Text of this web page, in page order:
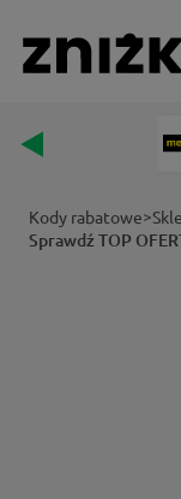
Kody rabatowe>
Sprawdź TOP